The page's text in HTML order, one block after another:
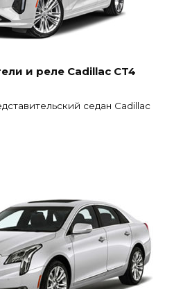
и реле Cadillac CT4
седан Cadillac